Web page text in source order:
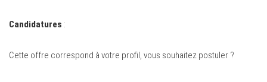
Candidatures :
Cette offre correspond à votre profil, vous souhaitez postuler ?